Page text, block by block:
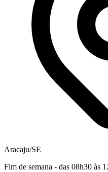
Aracaju/SE
Fim de semana - das 08h30 às